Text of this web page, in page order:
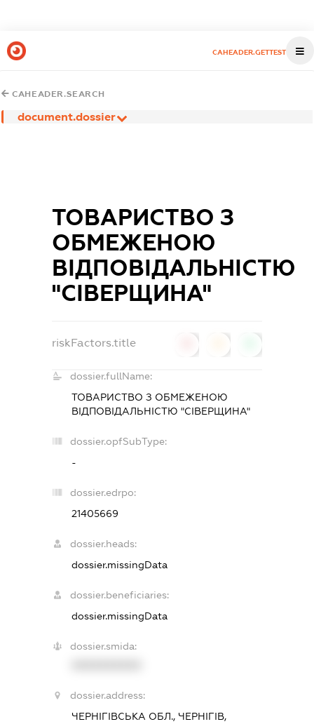
CAHEADER.GETTEST
CAHEADER.SEARCH
document.dossier
ТОВАРИСТВО З
ОБМЕЖЕНОЮ
ВІДПОВІДАЛЬНІСТЮ
"СІВЕРЩИНА"
riskFactors.title
dossier.fullName:
ТОВАРИСТВО З ОБМЕЖЕНОЮ
ВІДПОВІДАЛЬНІСТЮ "СІВЕРЩИНА"
dossier.opfSubType:
-
dossier.edrpo:
21405669
dossier.heads:
dossier.missingData
dossier.beneficiaries:
dossier.missingData
dossier.smida:
dossier.address:
ЧЕРНІГІВСЬКА ОБЛ., ЧЕРНІГІВ,